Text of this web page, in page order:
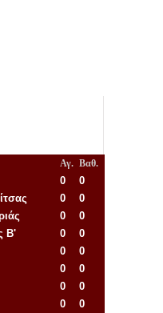
Αγ. Βαθ.
0
0
0
0
0
0
Β' 0
0
0
0
0
0
0
0
0
0